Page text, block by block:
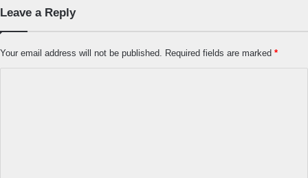
Leave a Reply
Your email address will not be published. Required fields are marked *